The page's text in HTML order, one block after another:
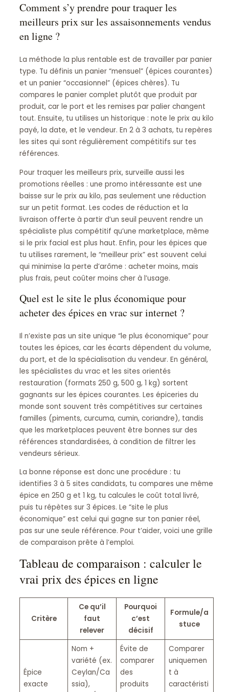
Comment s’y prendre pour traquer les
meilleurs prix sur les assaisonnements vendus
en ligne ?
La méthode la plus rentable est de travailler par panier
type. Tu définis un panier “mensuel” (épices courantes)
et un panier “occasionnel” (épices chères). Tu
compares le panier complet plutôt que produit par
produit, car le port et les remises par palier changent
tout. Ensuite, tu utilises un historique : note le prix au kilo
payé, la date, et le vendeur. En 2 à 3 achats, tu repères
les sites qui sont régulièrement compétitifs sur tes
références.
Pour traquer les meilleurs prix, surveille aussi les
promotions réelles : une promo intéressante est une
baisse sur le prix au kilo, pas seulement une réduction
sur un petit format. Les codes de réduction et la
livraison offerte à partir d’un seuil peuvent rendre un
spécialiste plus compétitif qu’une marketplace, même
si le prix facial est plus haut. Enfin, pour les épices que
tu utilises rarement, le “meilleur prix” est souvent celui
qui minimise la perte d’arôme : acheter moins, mais
plus frais, peut coûter moins cher à l’usage.
Quel est le site le plus économique pour
acheter des épices en vrac sur internet ?
Il n’existe pas un site unique “le plus économique” pour
toutes les épices, car les écarts dépendent du volume,
du port, et de la spécialisation du vendeur. En général,
les spécialistes du vrac et les sites orientés
restauration (formats 250 g, 500 g, 1 kg) sortent
gagnants sur les épices courantes. Les épiceries du
monde sont souvent très compétitives sur certaines
familles (piments, curcuma, cumin, coriandre), tandis
que les marketplaces peuvent être bonnes sur des
références standardisées, à condition de filtrer les
vendeurs sérieux.
La bonne réponse est donc une procédure : tu
identifies 3 à 5 sites candidats, tu compares une même
épice en 250 g et 1 kg, tu calcules le coût total livré,
puis tu répètes sur 3 épices. Le “site le plus
économique” est celui qui gagne sur ton panier réel,
pas sur une seule référence. Pour t’aider, voici une grille
de comparaison prête à l’emploi.
Tableau de comparaison : calculer le
vrai prix des épices en ligne
Critère
Ce qu’il
faut
relever
Pourquoi
c’est
décisif
Formule/a
stuce
Épice
exacte
Nom +
variété (ex.
Ceylan/Ca
ssia),
Évite de
comparer
des
produits
Comparer
uniquemen
t à
caractéristi